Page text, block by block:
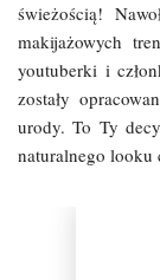
świeżością!
makijażowych
youtuberki i
zostały
urody. To Ty
naturalnego looku